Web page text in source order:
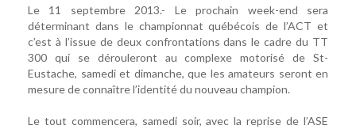
Le 11 septembre 2013.- Le prochain week-end sera
déterminant dans le championnat québécois de l’ACT et
c’est à l’issue de deux confrontations dans le cadre du TT
300 qui se dérouleront au complexe motorisé de St-
Eustache, samedi et dimanche, que les amateurs seront en
mesure de connaître l’identité du nouveau champion.
Le tout commencera, samedi soir, avec la reprise de l’ASE